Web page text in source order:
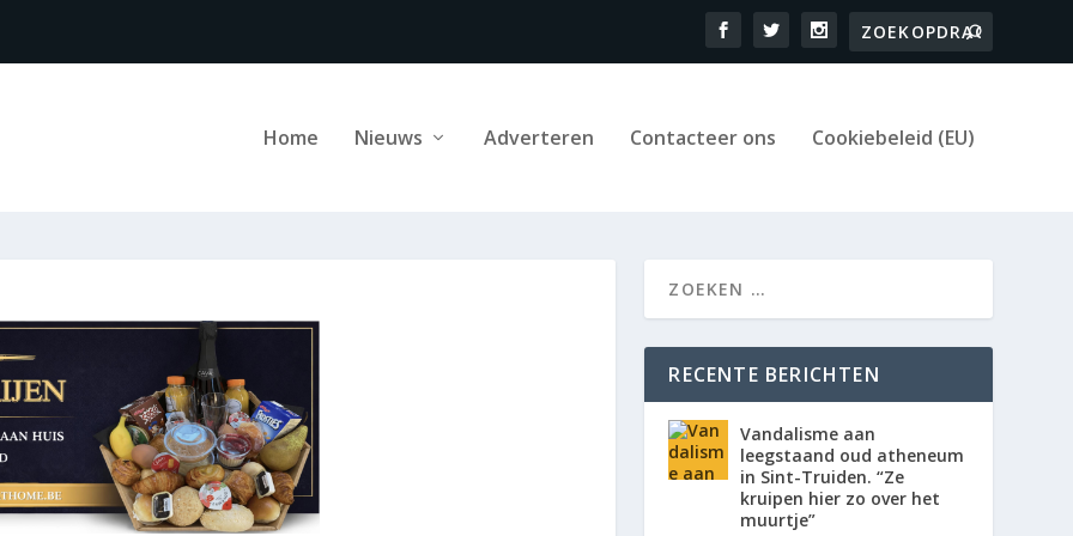
Home Nieuws Adverteren Contacteer ons Cookiebeleid (EU)
RECENTE BERICHTEN
Vandalisme aan
leegstaand oud atheneum
in Sint-Truiden. “Ze
kruipen hier zo over het
muurtje”